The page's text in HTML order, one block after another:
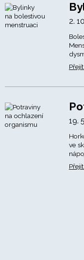
2.
19.
ve